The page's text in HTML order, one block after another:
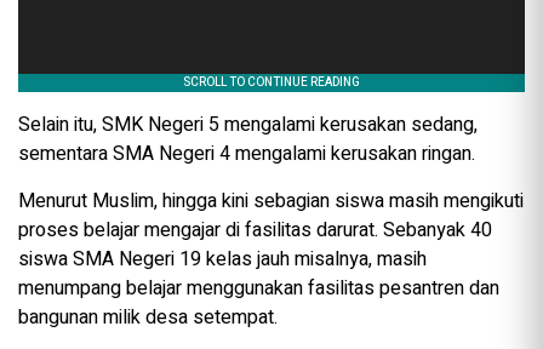
Selain itu, SMK Negeri 5 mengalami kerusakan sedang,
sementara SMA Negeri 4 mengalami kerusakan ringan.
Menurut Muslim, hingga kini sebagian siswa masih mengikuti
proses belajar mengajar di fasilitas darurat. Sebanyak 40
siswa SMA Negeri 19 kelas jauh misalnya, masih
menumpang belajar menggunakan fasilitas pesantren dan
bangunan milik desa setempat.